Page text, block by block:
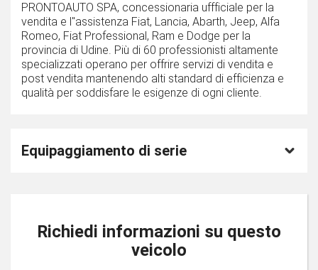
PRONTOAUTO SPA, concessionaria uffficiale per la
vendita e l''assistenza Fiat, Lancia, Abarth, Jeep, Alfa
Romeo, Fiat Professional, Ram e Dodge per la
provincia di Udine. Più di 60 professionisti altamente
specializzati operano per offrire servizi di vendita e
post vendita mantenendo alti standard di efficienza e
qualità per soddisfare le esigenze di ogni cliente.
Equipaggiamento di serie
Richiedi informazioni su questo
veicolo